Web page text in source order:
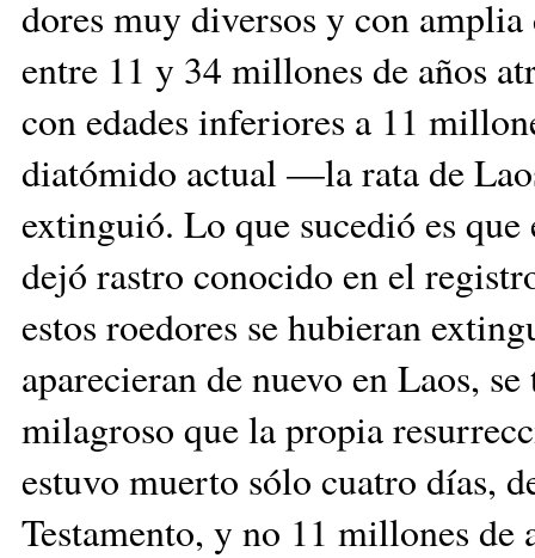
dores muy diversos y con
entre 11 y 34 millones de años
con edades inferiores a 11
diatómido actual —la rata de
extinguió. Lo que sucedió es
dejó rastro conocido en el
estos roedores se hubieran
aparecieran de nuevo en Laos,
milagroso que la pro­pia
estuvo muerto sólo cuatro días,
Testamento, y no 11 millones de